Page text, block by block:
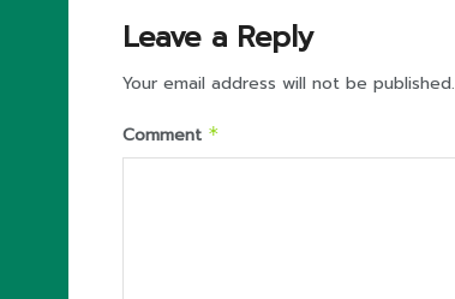
Leave a Reply
Your email address will not be published.
Comment *